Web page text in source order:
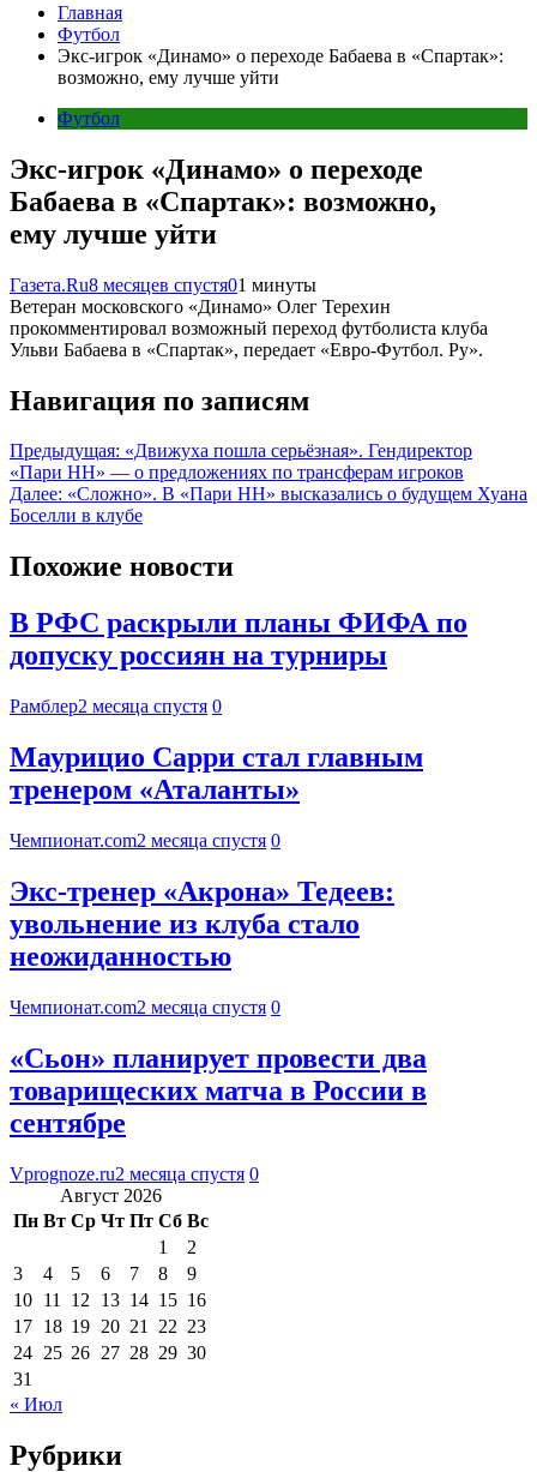
Главная
Футбол
Экс-игрок «Динамо» о переходе Бабаева в «Спартак»:
возможно, ему лучше уйти
Футбол
Экс-игрок «Динамо» о переходе
Бабаева в «Спартак»: возможно,
ему лучше уйти
Газета.Ru8 месяцев спустя01 минуты
Ветеран московского «Динамо» Олег Терехин
прокомментировал возможный переход футболиста клуба
Ульви Бабаева в «Спартак», передает «Евро-Футбол. Ру».
Навигация по записям
Предыдущая: «Движуха пошла серьёзная». Гендиректор
«Пари НН» — о предложениях по трансферам игроков
Далее: «Сложно». В «Пари НН» высказались о будущем Хуана
Боселли в клубе
Похожие новости
В РФС раскрыли планы ФИФА по
допуску россиян на турниры
Рамблер2 месяца спустя 0
Маурицио Сарри стал главным
тренером «Аталанты»
Чемпионат.com2 месяца спустя 0
Экс-тренер «Акрона» Тедеев:
увольнение из клуба стало
неожиданностью
Чемпионат.com2 месяца спустя 0
«Сьон» планирует провести два
товарищеских матча в России в
сентябре
Vprognoze.ru2 месяца спустя 0
Август 2026
Пн Вт Ср Чт Пт Сб Вс
1
2
3
4 5 6 7 8
9
10 11 12 13 14 15 16
17 18 19 20 21 22 23
24 25 26 27 28 29 30
31
« Июл
Рубрики